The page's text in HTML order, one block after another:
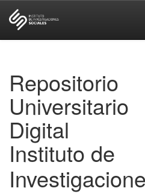
Repositorio
Universitario
Digital
Instituto de